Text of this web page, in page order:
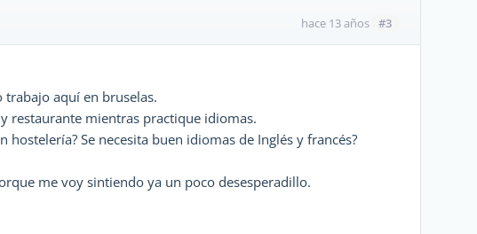
hace 13 años #3
trabajo aquí en bruselas.
restaurante mientras practique idiomas.
hostelería? Se necesita buen idiomas de Inglés y francés?
me voy sintiendo ya un poco desesperadillo.